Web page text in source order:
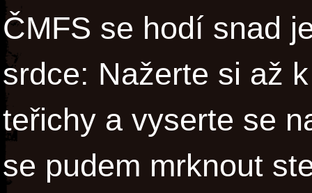
ČMFS se hodí snad
srdce: Nažerte si až
teřichy a vyserte se
se pudem mrknout